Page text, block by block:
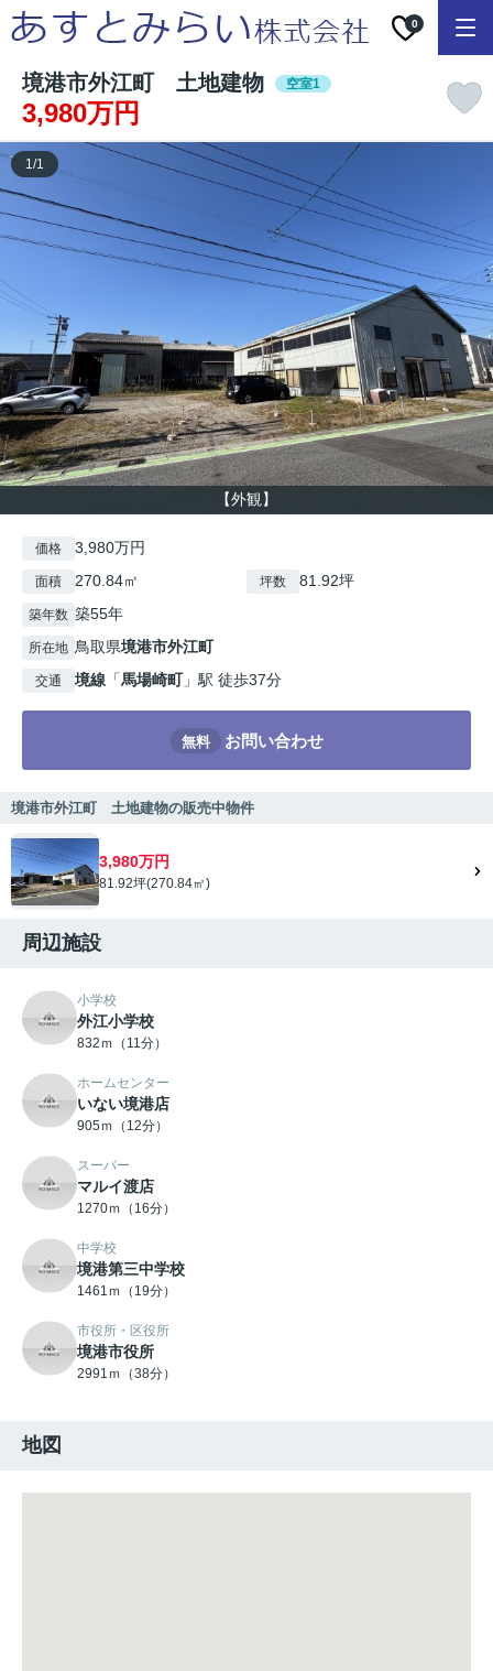
0
境港市外江町 土地建物 空室1
3,980万円
【外観】
1/1
価格 3,980万円
面積 270.84㎡ 坪数 81.92坪
築年数 築55年
所在地 鳥取県境港市外江町
交通 境線 「馬場崎町」駅 徒歩37分
無料 お問い合わせ
境港市外江町 土地建物の販売中物件
3,980万円
81.92坪(270.84㎡)
周辺施設
小学校
外江小学校
832ｍ（11分）
ホームセンター
いない境港店
905ｍ（12分）
スーパー
マルイ渡店
1270ｍ（16分）
中学校
境港第三中学校
1461ｍ（19分）
市役所・区役所
境港市役所
2991ｍ（38分）
地図